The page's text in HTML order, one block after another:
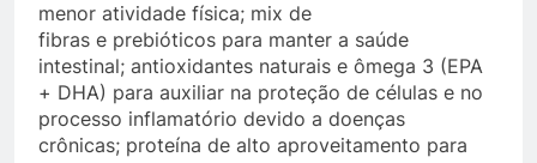
menor atividade física; mix de
fibras e prebióticos para manter a saúde
intestinal; antioxidantes naturais e ômega 3 (EPA
+ DHA) para auxiliar na proteção de células e no
processo inflamatório devido a doenças
crônicas; proteína de alto aproveitamento para